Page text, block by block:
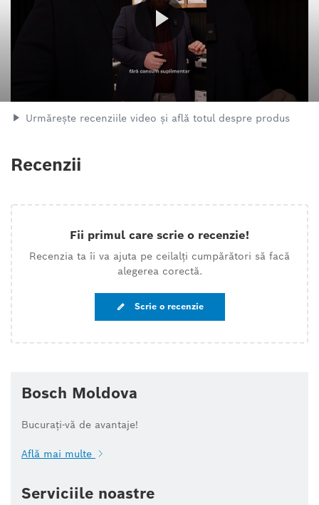
Urmărește recenziile video și află totul despre produs
Recenzii
Fii primul care scrie o recenzie!
Recenzia ta îi va ajuta pe ceilalți cumpărători să facă
alegerea corectă.
Scrie o recenzie
Bosch Moldova
Bucurați-vă de avantaje!
Află mai multe
Serviciile noastre